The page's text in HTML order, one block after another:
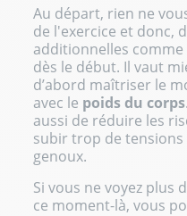
Au départ, rien ne
de l'exercice et donc,
additionnelles
dès le début. Il vaut
d’abord maîtriser le
avec le poids du corps
aussi de réduire les
subir trop de tensions
genoux.
Si vous ne voyez plus
ce moment-là, vous